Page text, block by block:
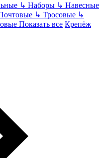
↳ Наборы ↳ Навесные
↳ Тросовые ↳
Показать все Крепёж